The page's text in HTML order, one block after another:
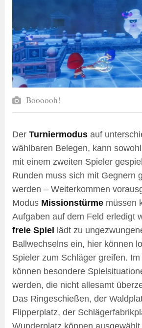
Boooooh!
Der Turniermodus auf
wählbaren Belegen, kann
mit einem zweiten Spieler
Runden muss sich mit Gegnern
werden – Weiterkommen
Modus Missionstürme müssen
Aufgaben auf dem Feld erledigt
freie Spiel
lädt zu
Ballwechselns ein, hier können
Spieler zum Schläger greifen. Im
können besondere
werden, die nicht allesamt
Das Ringeschießen, der
Flipperplatz, der